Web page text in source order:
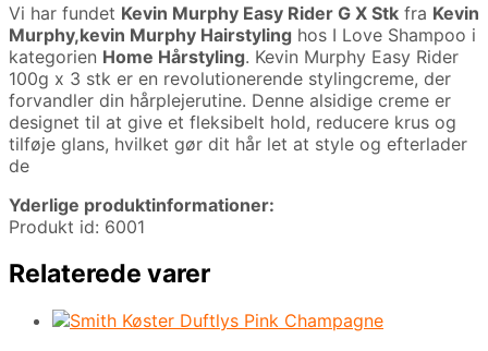
Vi har fundet Kevin Murphy Easy Rider G X Stk fra Kevin
Murphy,kevin Murphy Hairstyling hos I Love Shampoo i
kategorien Home Hårstyling. Kevin Murphy Easy Rider
100g x 3 stk er en revolutionerende stylingcreme, der
forvandler din hårplejerutine. Denne alsidige creme er
designet til at give et fleksibelt hold, reducere krus og
tilføje glans, hvilket gør dit hår let at style og efterlader
de
Yderlige produktinformationer:
Produkt id: 6001
Relaterede varer